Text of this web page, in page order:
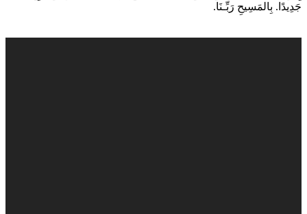
جَدِيدًا. بِالمَسِيحِ رَبِّـنَا.